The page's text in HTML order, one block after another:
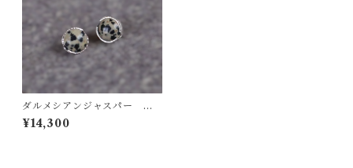
ダルメシアンジャスパー ピ
アス
¥14,300